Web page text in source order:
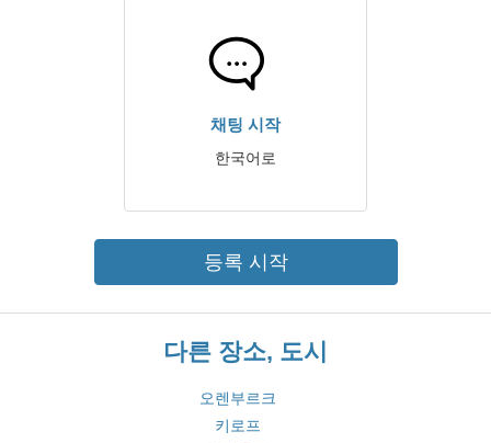
채팅 시작
한국어로
등록 시작
다른 장소, 도시
오렌부르크
키로프